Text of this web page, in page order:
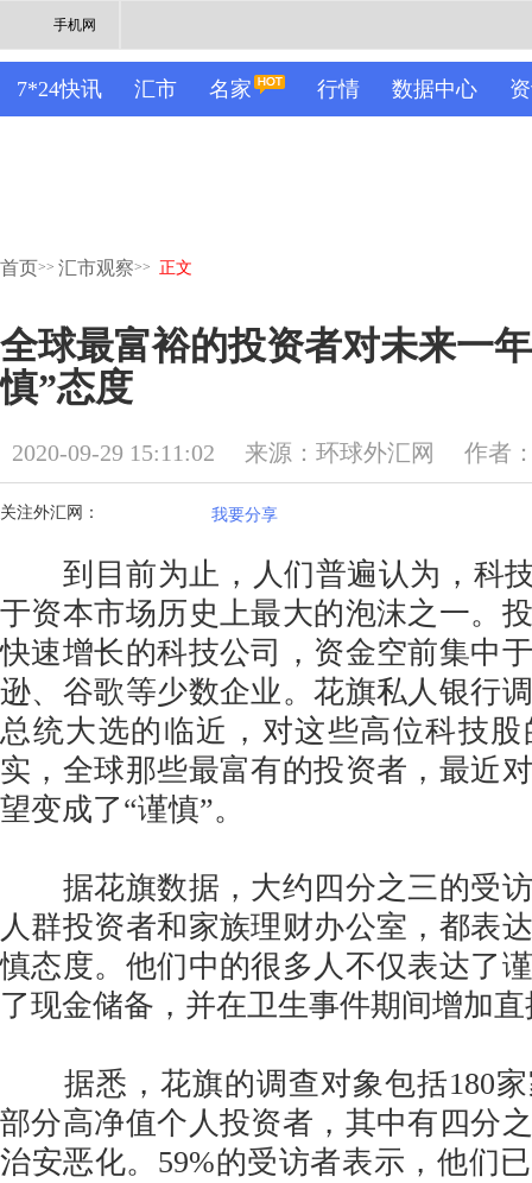
手机网
7*24快讯 汇市 名家 行情 数据中心
首页>> 汇市观察>> 正文
全球最富裕的投资者对未来一
慎”态度
2020-09-29 15:11:02 来源：环球外汇网 作者
关注外汇网： 我要分享
到目前为止，人们普遍认为，科技
于资本市场历史上最大的泡沫之一。
快速增长的科技公司，资金空前集中
逊、谷歌等少数企业。花旗私人银行
总统大选的临近，对这些高位科技
实，全球那些最富有的投资者，最近
望变成了“谨慎”。
据花旗数据，大约四分之三的受访
人群投资者和家族理财办公室，都表
慎态度。他们中的很多人不仅表达了
了现金储备，并在卫生事件期间增加
据悉，花旗的调查对象包括180家
部分高净值个人投资者，其中有四分
治安恶化。59%的受访者表示，他们